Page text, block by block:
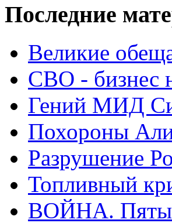
Последние
Великие
СВО - бизнес
Гений МИД
Похороны
Разрушение
Топливный
ВОЙНА.